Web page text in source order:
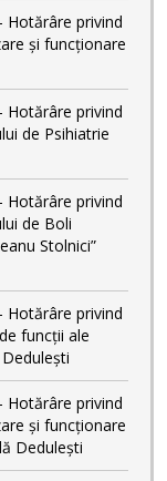
Hotărâre privind
și funcționare
Hotărâre privind
de Psihiatrie
Hotărâre privind
de Boli
Stolnici”
Hotărâre privind
funcții ale
Hotărâre privind
și funcționare
Dedulești